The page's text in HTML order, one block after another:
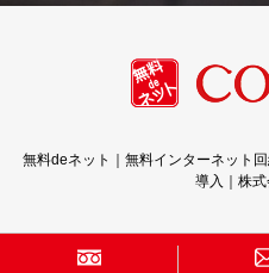
無料deネット｜無料インターネット
導入｜株